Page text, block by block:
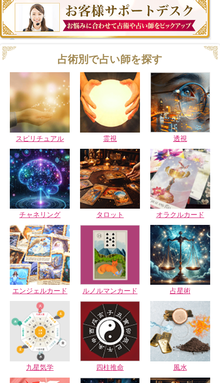
占術別で占い師を探す
スピリチュアル 霊視 透視
チャネリング タロット オラクルカード
エンジェルカード ルノルマンカード 占星術
九星気学 四柱推命 風水